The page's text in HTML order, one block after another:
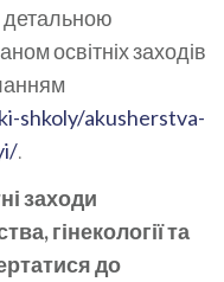
детальною
освітніх заходів
shkoly/akusherstva-
.
заходи
гінекології та
до